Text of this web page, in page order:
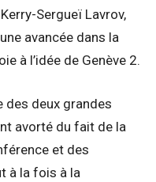
Sergueï Lavrov,
avancée dans la
à l’idée de Genève 2.
des deux grandes
avorté du fait de la
et des
à la fois à la